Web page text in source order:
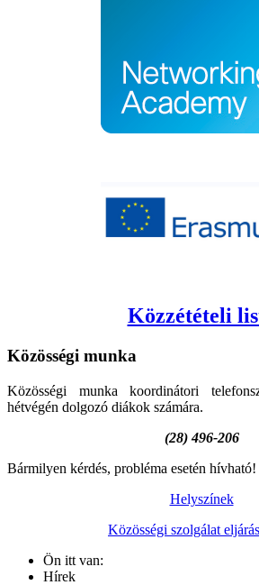
Közzétételi
Közösségi munka
Közösségi munka koordinátori
hétvégén dolgozó diákok számára.
(28) 496-206
Bármilyen kérdés, probléma esetén hívható!
Helyszínek
Közösségi szolgálat
Ön itt van:
Hírek